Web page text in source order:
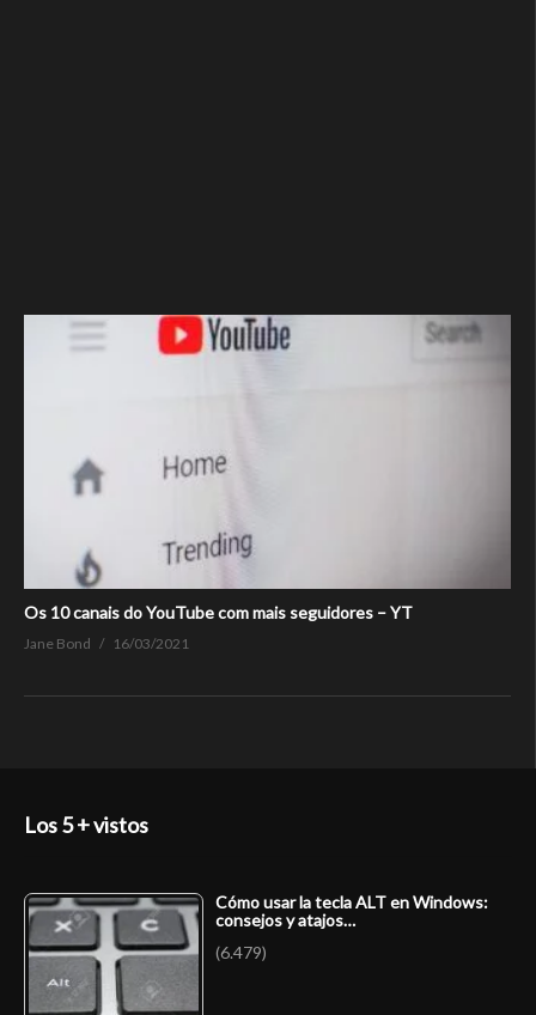
Os 10 canais do YouTube com mais seguidores – YT
Jane Bond 16/03/2021
Los 5 + vistos
Cómo usar la tecla ALT en Windows:
consejos y atajos…
(6.479)